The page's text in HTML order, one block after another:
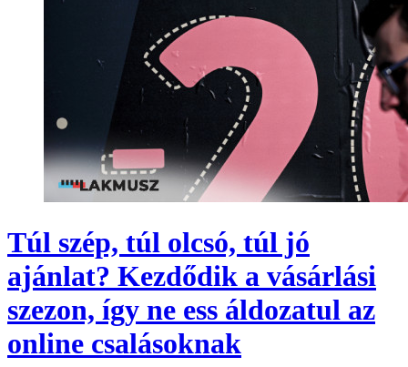
Túl szép, túl olcsó, túl jó
ajánlat? Kezdődik a vásárlási
szezon, így ne ess áldozatul az
online csalásoknak